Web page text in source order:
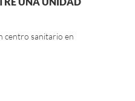
centro sanitario en